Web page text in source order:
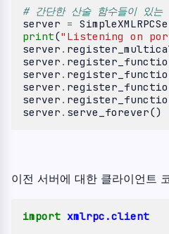
# 간단한 산술 함수들이 있는
server =
print("Listening on
server .
server .
server .
server .
server .
server . serve_forever()
이전 서버에 대한 클라이언트
import xmlrpc.client